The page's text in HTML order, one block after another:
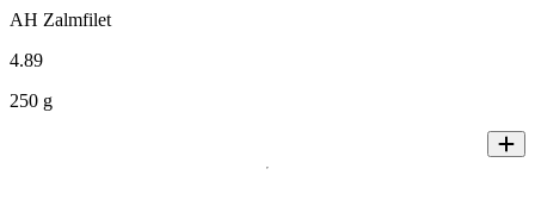
AH Zalmfilet
4.89
250 g